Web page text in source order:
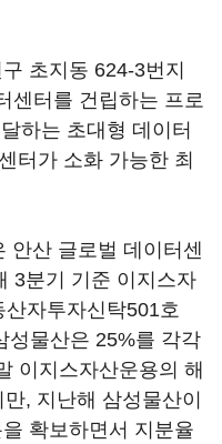
초지동 624-3번지
센터를 건립하는 프로
하는 초대형 데이터
터가 소화 가능한 최
안산 글로벌 데이터센
3분기 기준 이지스자
자투자신탁501호
성물산은 25%를 각각
이지스자산운용의 해
, 지난해 삼성물산이
확보하면서 지분율